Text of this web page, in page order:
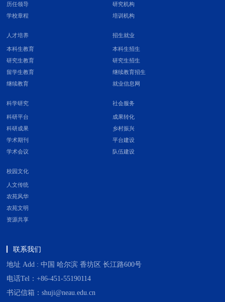
历任领导
学校章程
研究机构
培训机构
人才培养
本科生教育
研究生教育
留学生教育
继续教育
招生就业
本科生招生
研究生招生
继续教育招生
就业信息网
科学研究
科研平台
科研成果
学术期刊
学术会议
社会服务
成果转化
乡村振兴
平台建设
队伍建设
校园文化
人文传统
农苑风华
农苑文明
资源共享
联系我们
地址 Add : 中国 哈尔滨 香坊区 长江路600号
电话Tel：+86-451-55190114
书记信箱：shuji@neau.edu.cn